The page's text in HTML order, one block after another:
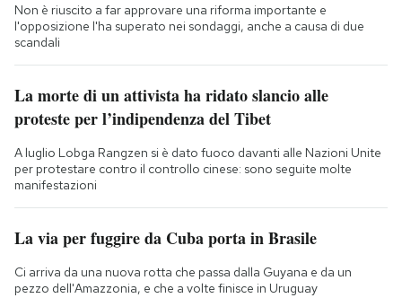
Non è riuscito a far approvare una riforma importante e
l'opposizione l'ha superato nei sondaggi, anche a causa di due
scandali
La morte di un attivista ha ridato slancio alle
proteste per l’indipendenza del Tibet
A luglio Lobga Rangzen si è dato fuoco davanti alle Nazioni Unite
per protestare contro il controllo cinese: sono seguite molte
manifestazioni
La via per fuggire da Cuba porta in Brasile
Ci arriva da una nuova rotta che passa dalla Guyana e da un
pezzo dell'Amazzonia, e che a volte finisce in Uruguay